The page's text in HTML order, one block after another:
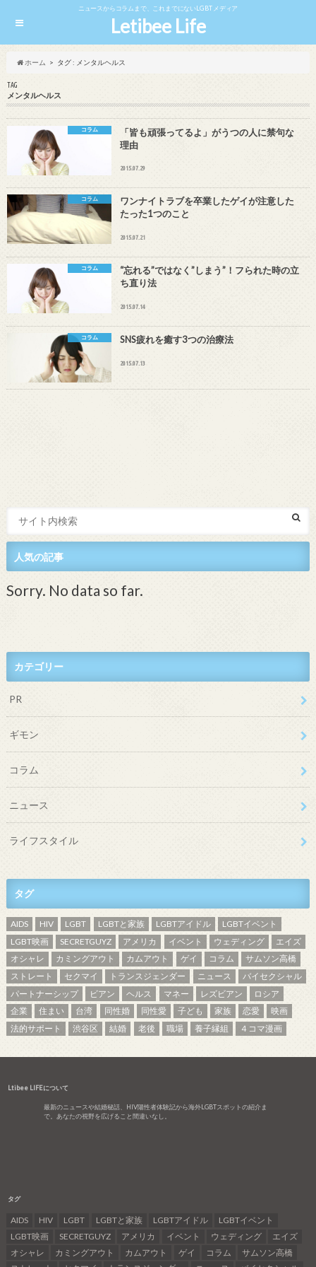
ニュースからコラムまで、これまでにないLGBTメディア
Letibee Life
ホーム タグ : メンタルヘルス
TAG
メンタルヘルス
コラム
「皆も頑張ってるよ」がうつの人に禁句な
理由
2015.07.29
コラム
ワンナイトラブを卒業したゲイが注意した
たった1つのこと
2015.07.21
コラム
“忘れる”ではなく”しまう”！フられた時の立
ち直り法
2015.07.14
コラム SNS疲れを癒す3つの治療法
2015.07.13
人気の記事
Sorry. No data so far.
カテゴリー
PR
ギモン
コラム
ニュース
ライフスタイル
タグ
AIDS HIV LGBT LGBTと家族 LGBTアイドル
LGBTイベント
LGBT映画
SECRETGUYZ アメリカ イベント ウェディング
エイズ
オシャレ
カミングアウト カムアウト ゲイ コラム
サムソン高橋
ストレート
セクマイ トランスジェンダー ニュース
バイセクシャル
パートナーシップ
ビアン ヘルス マネー レズビアン
ロシア
企業
住まい 台湾 同性婚 同性愛 子ども 家族 恋愛
映画
法的サポート
渋谷区 結婚 老後 職場 養子縁組 ４コマ漫画
Ltibee LIFEについて
最新のニュースや結婚秘話、HIV陽性者体験記から海外LGBTスポットの紹介ま
で。あなたの視野を広げること間違いなし。
タグ
AIDS HIV LGBT LGBTと家族 LGBTアイドル
LGBTイベント
LGBT映画
SECRETGUYZ アメリカ イベント ウェディング
エイズ
オシャレ
カミングアウト カムアウト ゲイ コラム
サムソン高橋